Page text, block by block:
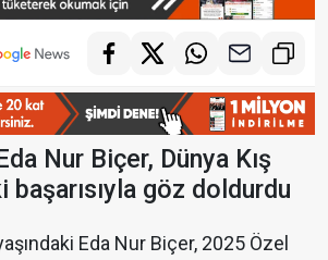
Nur Biçer, Dünya Kış
başarısıyla göz doldurdu
Eda Nur Biçer, 2025 Özel